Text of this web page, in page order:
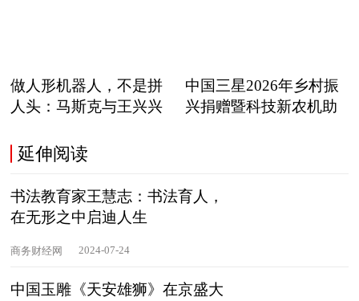
做人形机器人，不是拼
人头：马斯克与王兴兴
中国三星2026年乡村振
兴捐赠暨科技新农机助
延伸阅读
书法教育家王慧志：书法育人，
在无形之中启迪人生
商务财经网 2024-07-24
中国玉雕《天安雄狮》在京盛大